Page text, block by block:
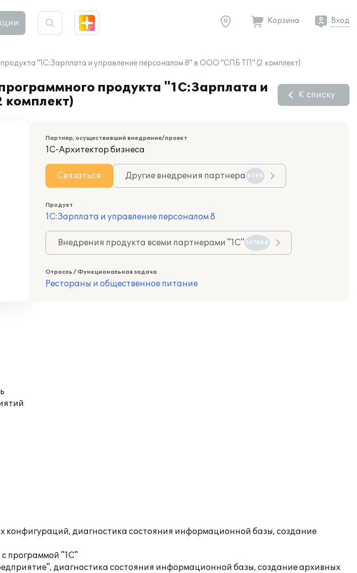
Корзина Вход
"1С:Зарплата и управление персоналом 8" в ООО "СПБ ТП" (2 комплект)
продукта "1С:Зарплата и
К списку
Партнер, осуществивший внедрение/проект
1С-Архитектор бизнеса
Связаться Другие внедрения партнера 6398
Продукт
1С:Зарплата и управление персоналом 8
Внедрения продукта всеми партнерами "1С" 147084
Отрасль / Функциональная задача
Рестораны и общественное питание
диагностика состояния информационной базы, создание
программой "1С"
диагностика состояния информационной базы, создание архивных